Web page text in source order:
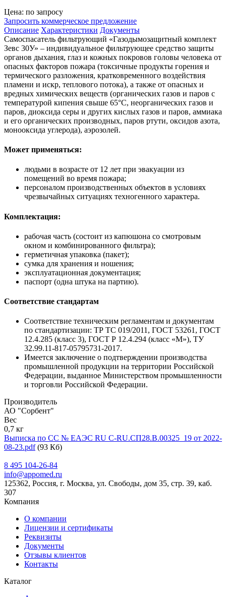
Цена: по запросу
Запросить коммерческое предложение
Описание Характеристики Документы
Самоспасатель фильтрующий «Газодымозащитный комплект
Зевс 30У» – индивидуальное фильтрующее средство защиты
органов дыхания, глаз и кожных покровов головы человека от
опасных факторов пожара (токсичные продукты горения и
термического разложения, кратковременного воздействия
пламени и искр, теплового потока), а также от опасных и
вредных химических веществ (органических газов и паров с
температурой кипения свыше 65°С, неорганических газов и
паров, диоксида серы и других кислых газов и паров, аммиака
и его органических производных, паров ртути, оксидов азота,
монооксида углерода), аэрозолей.
Может применяться:
людьми в возрасте от 12 лет при эвакуации из
помещений во время пожара;
персоналом производственных объектов в условиях
чрезвычайных ситуациях техногенного характера.
Комплектация:
рабочая часть (состоит из капюшона со смотровым
окном и комбинированного фильтра);
герметичная упаковка (пакет);
сумка для хранения и ношения;
эксплуатационная документация;
паспорт (одна штука на партию).
Соответствие стандартам
Соответствие техническим регламентам и документам
по стандартизации: ТР ТС 019/2011, ГОСТ 53261, ГОСТ
12.4.285 (класс 3), ГОСТ Р 12.4.294 (класс «М»), ТУ
32.99.11-817-05795731-2017.
Имеется заключение о подтверждении производства
промышленной продукции на территории Российской
Федерации, выданное Министерством промышленности
и торговли Российской Федерации.
Производитель
АО "Сорбент"
Вес
0,7 кг
Выписка по СС № ЕАЭС RU С-RU.СП28.В.00325_19 от 2022-
08-23.pdf (93 Кб)
8 495 104-26-84
info@appomed.ru
125362, Россия, г. Москва, ул. Свободы, дом 35, стр. 39, каб.
307
Компания
О компании
Лицензии и сертификаты
Реквизиты
Документы
Отзывы клиентов
Контакты
Каталог